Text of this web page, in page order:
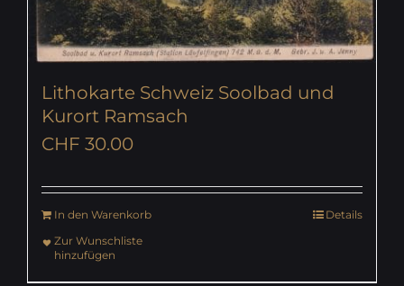
Lithokarte Schweiz Soolbad und
Kurort Ramsach
CHF 30.00
In den Warenkorb
Details
Zur Wunschliste
hinzufügen